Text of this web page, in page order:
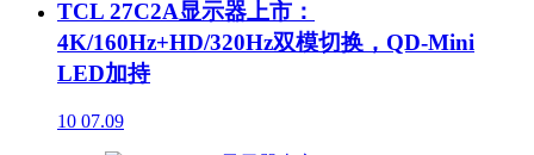
TCL 27C2A显示器上市：
4K/160Hz+HD/320Hz双模切换，QD-Mini
LED加持
10 07.09